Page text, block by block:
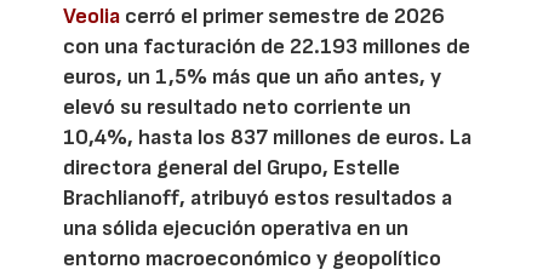
Veolia cerró el primer semestre de 2026
con una facturación de 22.193 millones de
euros, un 1,5% más que un año antes, y
elevó su resultado neto corriente un
10,4%, hasta los 837 millones de euros. La
directora general del Grupo, Estelle
Brachlianoff, atribuyó estos resultados a
una sólida ejecución operativa en un
entorno macroeconómico y geopolítico